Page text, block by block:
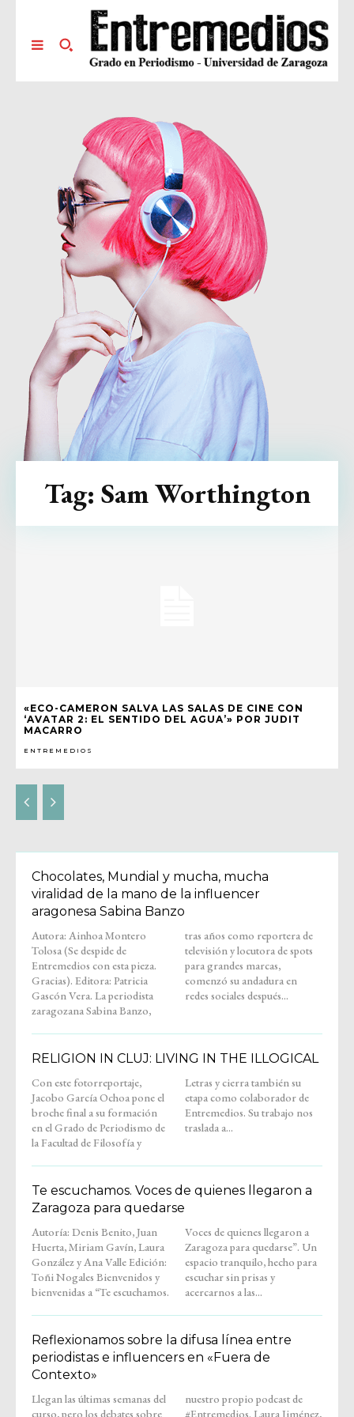
«ECO-CAMERON SALVA LAS SALAS DE CINE CON
‘AVATAR 2: EL SENTIDO DEL AGUA’» POR JUDIT
MACARRO
ENTREMEDIOS
Tag: Sam Worthington
Chocolates, Mundial y mucha, mucha
viralidad de la mano de la influencer
aragonesa Sabina Banzo
Autora: Ainhoa Montero
Tolosa (Se despide de
Entremedios con esta pieza.
Gracias). Editora: Patricia
Gascón Vera. La periodista
zaragozana Sabina Banzo,
tras años como reportera de
televisión y locutora de spots
para grandes marcas,
comenzó su andadura en
redes sociales después...
RELIGION IN CLUJ: LIVING IN THE ILLOGICAL
Con este fotorreportaje,
Jacobo García Ochoa pone el
broche final a su formación
en el Grado de Periodismo de
la Facultad de Filosofía y
Letras y cierra también su
etapa como colaborador de
Entremedios. Su trabajo nos
traslada a...
Te escuchamos. Voces de quienes llegaron a
Zaragoza para quedarse
Autoría: Denis Benito, Juan
Huerta, Miriam Gavín, Laura
González y Ana Valle Edición:
Toñi Nogales Bienvenidos y
bienvenidas a “Te escuchamos.
Voces de quienes llegaron a
Zaragoza para quedarse”. Un
espacio tranquilo, hecho para
escuchar sin prisas y
acercarnos a las...
Reflexionamos sobre la difusa línea entre
periodistas e influencers en «Fuera de
Contexto»
Llegan las últimas semanas del
curso, pero los debates sobre
nuestro propio podcast de
#Entremedios. Laura Jiménez,